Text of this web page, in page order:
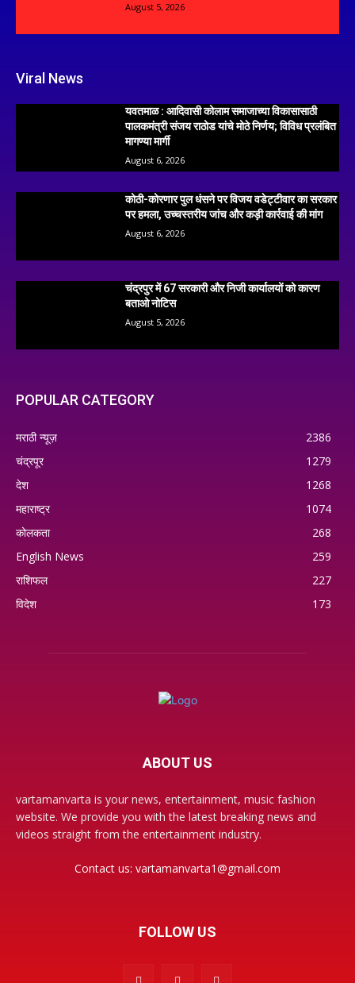
August 5, 2026
Viral News
यवतमाळ : आदिवासी कोलाम समाजाच्या विकासासाठी
पालकमंत्री संजय राठोड यांचे मोठे निर्णय; विविध प्रलंबित
मागण्या मार्गी
August 6, 2026
कोठी-कोरणार पुल धंसने पर विजय वडेट्टीवार का सरकार
पर हमला, उच्चस्तरीय जांच और कड़ी कार्रवाई की मांग
August 6, 2026
चंद्रपुर में 67 सरकारी और निजी कार्यालयों को कारण
बताओ नोटिस
August 5, 2026
POPULAR CATEGORY
मराठी न्यूज़
2386
चंद्रपूर
1279
देश
1268
महाराष्ट्र
1074
कोलकता
268
English News
259
राशिफल
227
विदेश
173
ABOUT US
vartamanvarta is your news, entertainment, music fashion
website. We provide you with the latest breaking news and
videos straight from the entertainment industry.
Contact us: vartamanvarta1@gmail.com
FOLLOW US